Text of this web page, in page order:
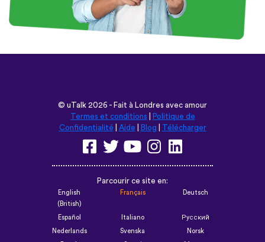
© uTalk 2026 - Fait à Londres avec amour
Termes et conditions
Politique de
Confidentialité
Aide Blog Télécharger
Parcourir ce site en:
English
(British)
Français Deutsch
Español Italiano Русский
Nederlands Svenska Norsk